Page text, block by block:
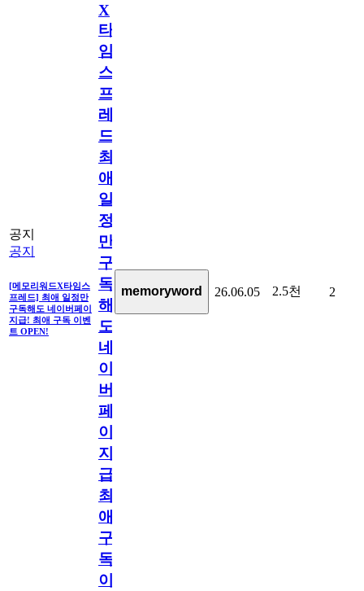
공지
공지
[메모리워드X타임스
프레드] 최애 일정만
구독해도 네이버페이
지급! 최애 구독 이벤
트 OPEN!
X
타
임
스
프
레
드]
최
애
일
정
만
구
독
해
도
네
이
버
페
이
지
급!
최
애
구
독
이
memoryword 26.06.05 2.5천 2